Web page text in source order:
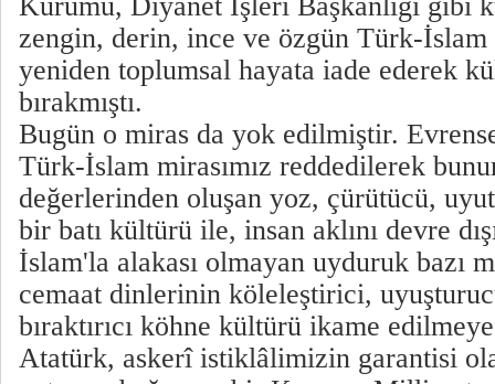
zengin, derin, ince ve özgün Türk-
yeniden toplumsal hayata iade ederek
bırakmıştı.
Bugün o miras da yok edilmiştir.
Türk-İslam mirasımız reddedilerek
değerlerinden oluşan yoz, çürütücü,
bir batı kültürü ile, insan aklını devre
İslam'la alakası olmayan uyduruk bazı
cemaat dinlerinin köleleştirici,
bıraktırıcı köhne kültürü ikame edilmeye
Atatürk, askerî istiklâlimizin garantisi